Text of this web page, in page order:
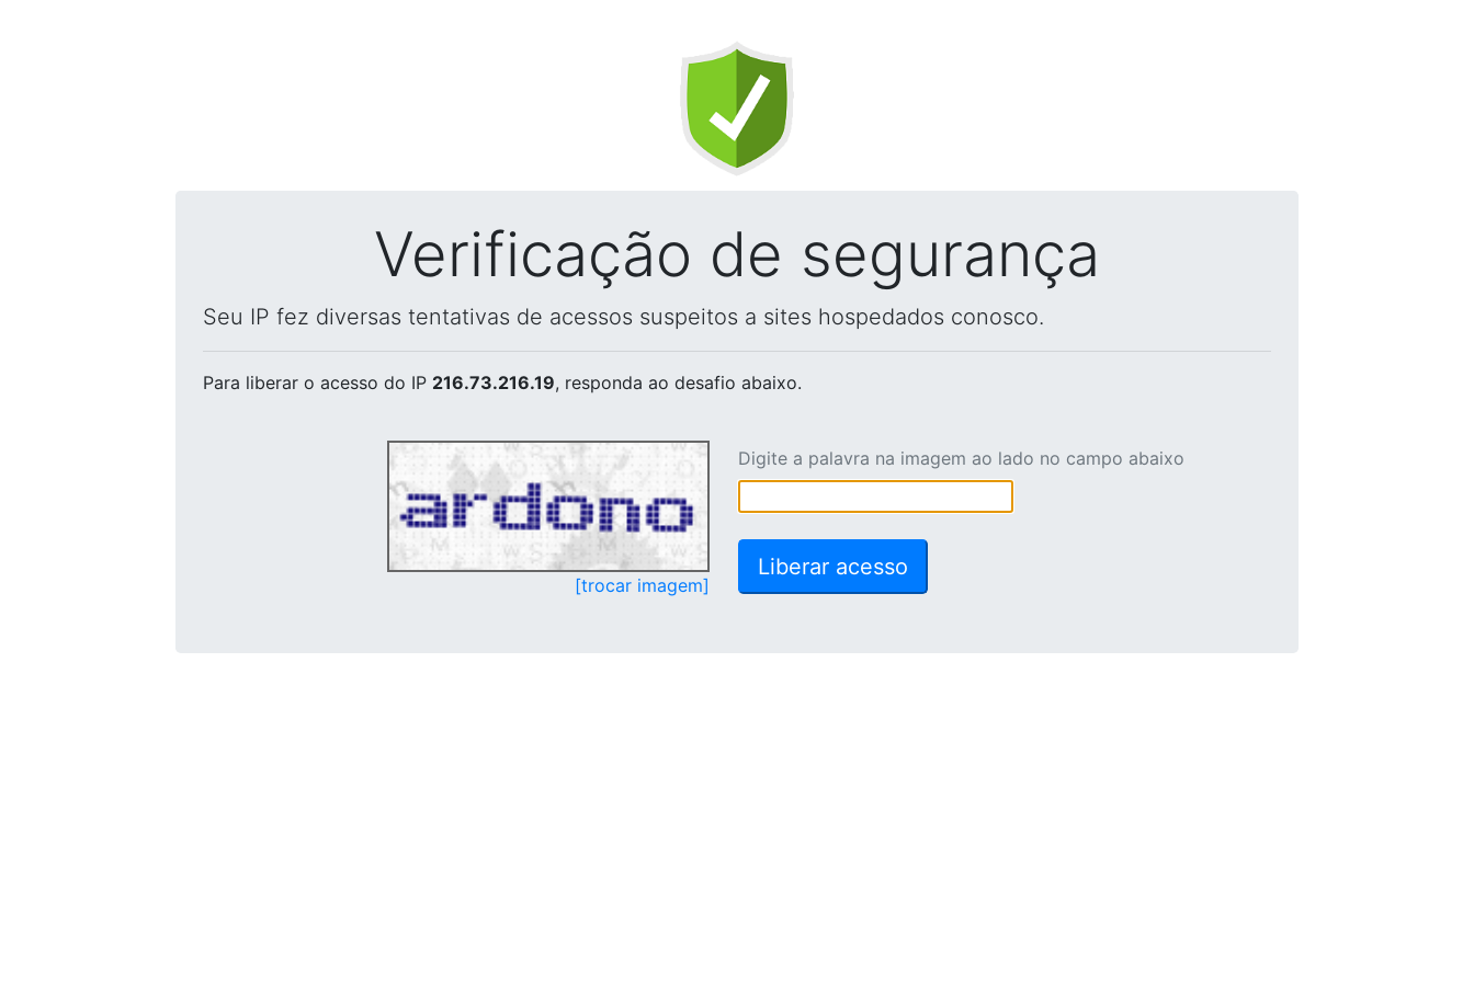
Verificação de segurança
Seu IP fez diversas tentativas de acessos suspeitos a sites hospedados conosco.
Para liberar o acesso do IP 216.73.216.19, responda ao desafio abaixo.
[trocar imagem]
Digite a palavra na imagem ao lado no campo abaixo